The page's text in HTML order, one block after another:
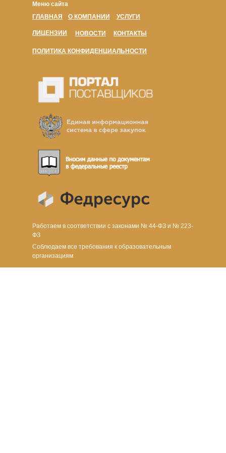
Работаем в соответствии с законами № 44-ФЗ и № 223-
ФЗ
Меню сайта
ГЛАВНАЯ
О КОМПАНИИ УСЛУГИ
ЛИЦЕНЗИИ НОВОСТИ КОНТАКТЫ
ПОЛИТИКА КОНФИДЕНЦИАЛЬНОСТИ
Соблюдаем все требования к образовательным
организациям